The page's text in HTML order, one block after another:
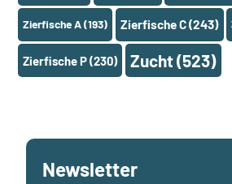
Zierfische A(193) Zierfische C(243)
Zierfische P(230) Zucht(523)
Newsletter